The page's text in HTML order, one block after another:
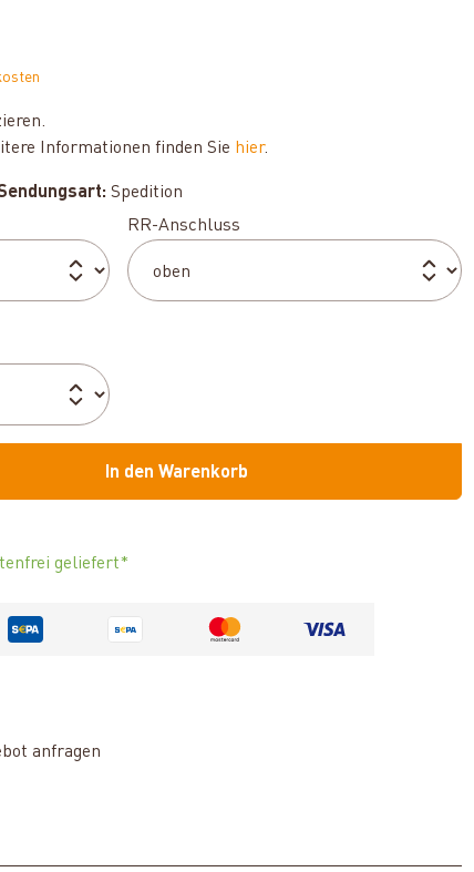
Informationen finden Sie hier.
Spedition
RR-Anschluss
In den Warenkorb
geliefert*
anfragen